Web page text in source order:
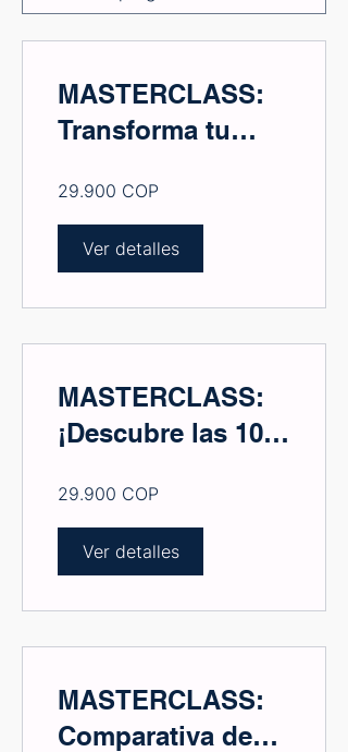
MASTERCLASS:
Transforma tu
2025: Estrategias
Innovadoras que
Multiplicarán tus
Ventas
29.900 COP
Ver detalles
MASTERCLASS:
¡Descubre las 10
commerce que
Revolucionarán tu
Negocio en 2025!
29.900 COP
Ver detalles
MASTERCLASS:
Comparativa de